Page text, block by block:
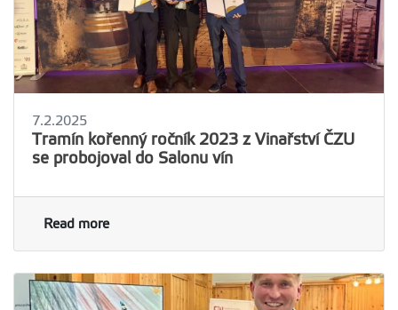
7.2.2025
Tramín kořenný ročník 2023 z Vinařství ČZU
se probojoval do Salonu vín
Read more